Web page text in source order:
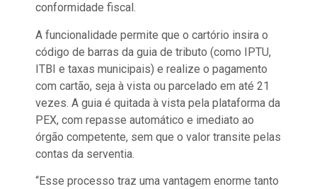
conformidade fiscal.
A funcionalidade permite que o cartório insira o
código de barras da guia de tributo (como IPTU,
ITBI e taxas municipais) e realize o pagamento
com cartão, seja à vista ou parcelado em até 21
vezes. A guia é quitada à vista pela plataforma da
PEX, com repasse automático e imediato ao
órgão competente, sem que o valor transite pelas
contas da serventia.
“Esse processo traz uma vantagem enorme tanto